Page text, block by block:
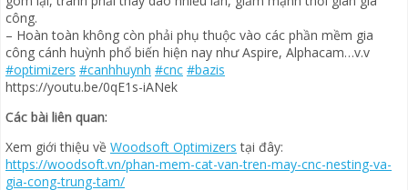
công.
– Hoàn toàn không còn phải phụ thuộc vào các phần mềm gia
công cánh huỳnh phổ biến hiện nay như Aspire, Alphacam…v.v
#optimizers #canhhuynh #cnc #bazis
https://youtu.be/0qE1s-iANek
Các bài liên quan:
Xem giới thiệu về Woodsoft Optimizers tại đây:
https://woodsoft.vn/phan-mem-cat-van-tren-may-cnc-nesting-va-
gia-cong-trung-tam/